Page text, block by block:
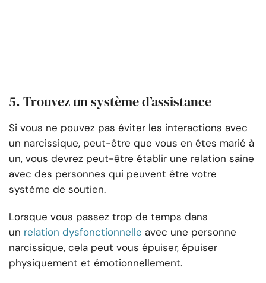
5. Trouvez un système d’assistance
Si vous ne pouvez pas éviter les interactions avec
un narcissique, peut-être que vous en êtes marié à
un, vous devrez peut-être établir une relation saine
avec des personnes qui peuvent être votre
système de soutien.
Lorsque vous passez trop de temps dans
un relation dysfonctionnelle avec une personne
narcissique, cela peut vous épuiser, épuiser
physiquement et émotionnellement.